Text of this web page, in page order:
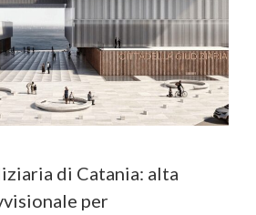
di Catania: alta
per